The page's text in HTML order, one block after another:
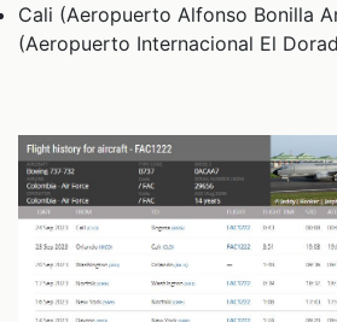
Cali (Aeropuerto Alfonso Bonilla
(Aeropuerto Internacional El